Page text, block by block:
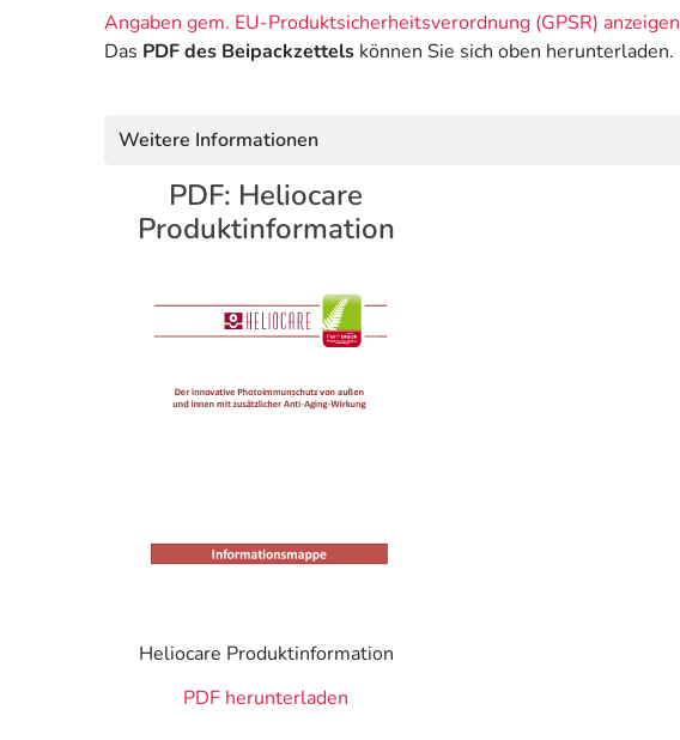
Angaben gem. EU-Produktsicherheitsverordnung (GPSR) anzeigen
Das PDF des Beipackzettels können Sie sich oben herunterladen.
Weitere Informationen
PDF: Heliocare
Produktinformation
Heliocare Produktinformation
PDF herunterladen